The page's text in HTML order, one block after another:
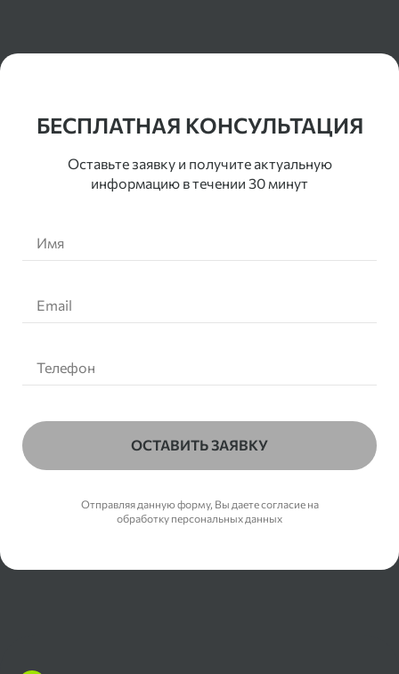
Контакты
БЕСПЛАТНАЯ КОНСУЛЬТАЦИЯ
Оставьте заявку и получите актуальную
информацию в течении 30 минут
ОСТАВИТЬ ЗАЯВКУ
Отправляя данную форму, Вы даете согласие на
обработку персональных данных